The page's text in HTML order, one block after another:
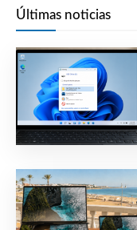
Últimas noticias